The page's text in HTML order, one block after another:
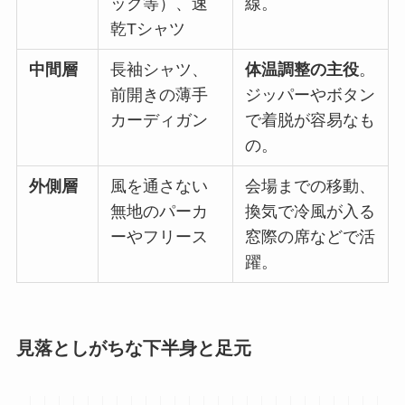
乾Tシャツ
中間層
長袖シャツ、
前開きの薄手
カーディガン
体温調整の主役。
ジッパーやボタン
で着脱が容易なも
の。
外側層
風を通さない
無地のパーカ
ーやフリース
会場までの移動、
換気で冷風が入る
窓際の席などで活
躍。
見落としがちな下半身と足元